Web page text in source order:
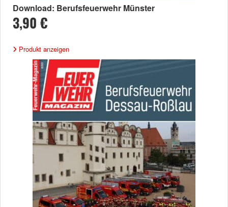
Download: Berufsfeuerwehr Münster
3,90 €
Produkt anzeigen